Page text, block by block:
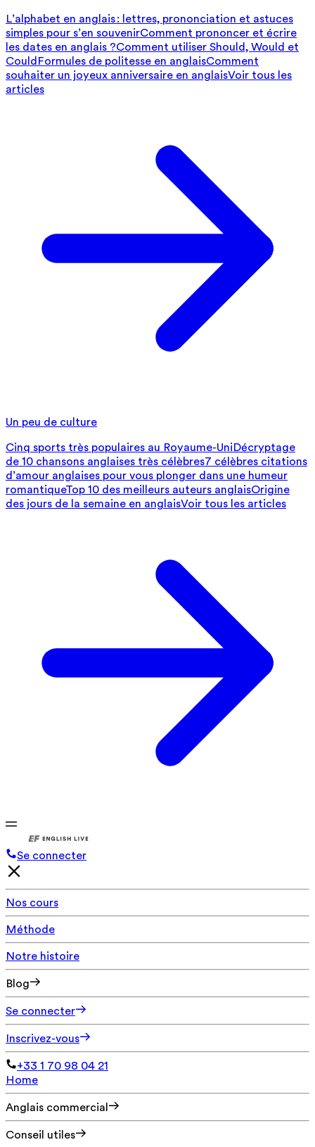
L’alphabet en anglais : lettres, prononciation et astuces
simples pour s’en souvenirComment prononcer et écrire
les dates en anglais ?Comment utiliser Should, Would et
Could Formules de politesse en anglaisComment
souhaiter un joyeux anniversaire en anglaisVoir tous les
articles
Un peu de culture
Cinq sports très populaires au Royaume-UniDécryptage
de 10 chansons anglaises très célèbres7 célèbres citations
d’amour anglaises pour vous plonger dans une humeur
romantiqueTop 10 des meilleurs auteurs anglaisOrigine
des jours de la semaine en anglaisVoir tous les articles
Se connecter
Nos cours
Méthode
Notre histoire
Blog
Se connecter
Inscrivez-vous
+33 1 70 98 04 21
Home
Anglais commercial
Conseil utiles